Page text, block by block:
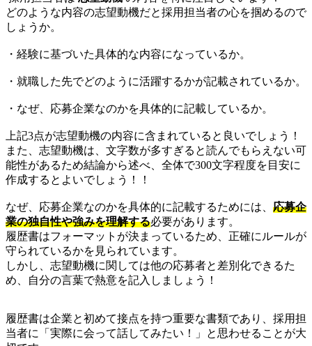
どのような内容の志望動機だと採用担当者の心を掴めるので
しょうか。
・経験に基づいた具体的な内容になっているか。
・就職した先でどのように活躍するかが記載されているか。
・なぜ、応募企業なのかを具体的に記載しているか。
上記3点が志望動機の内容に含まれていると良いでしょう！
また、志望動機は、文字数が多すぎると読んでもらえない可
能性があるため結論から述べ、全体で300文字程度を目安に
作成するとよいでしょう！！
なぜ、応募企業なのかを具体的に記載するためには、 応募企
業の独自性や強みを理解する必要があります。
履歴書はフォーマットが決まっているため、正確にルールが
守られているかを見られています。
しかし、志望動機に関しては他の応募者と差別化できるた
め、自分の言葉で熱意を記入しましょう！
履歴書は企業と初めて接点を持つ重要な書類であり、採用担
当者に「実際に会って話してみたい！」と思わせることが大